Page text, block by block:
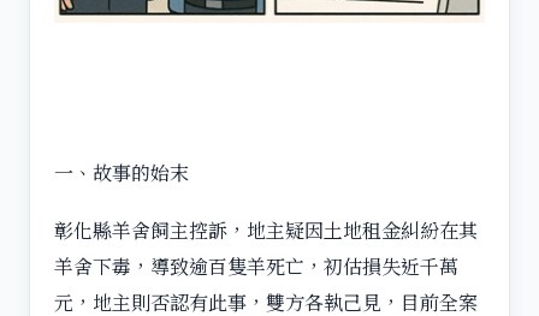
一、故事的始末
彰化縣羊舍飼主控訴，地主疑因土地租金糾紛在其
羊舍下毒，導致逾百隻羊死亡，初估損失近千萬
元，地主則否認有此事，雙方各執己見，目前全案